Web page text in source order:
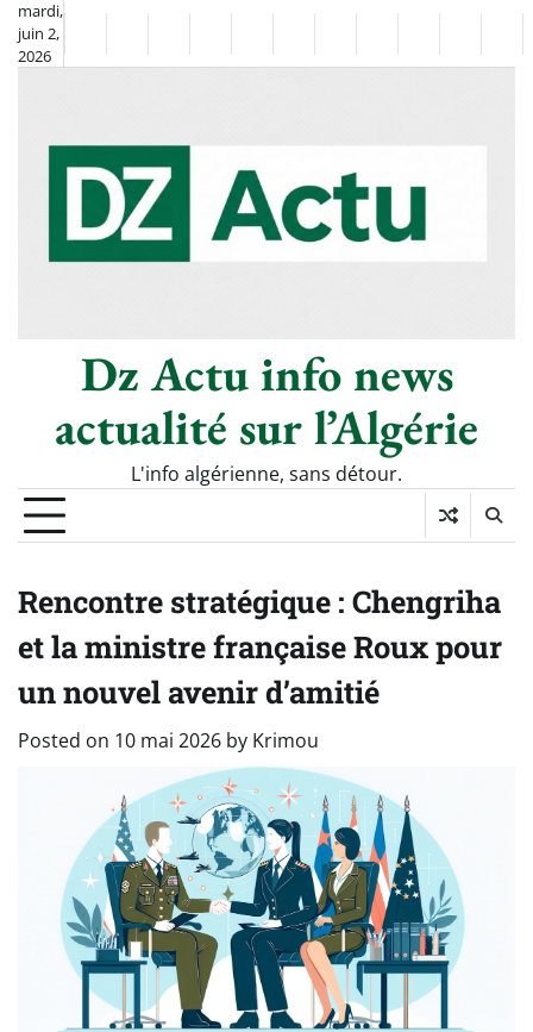
Skip
to
content
mardi,
juin 2,
2026
FlashSportclasséDiasporaChronique
–
Le
Thé
SociétéCultureMondeÉconomie
Tech
Dz Actu info news
actualité sur l’Algérie
L'info algérienne, sans détour.
Rencontre stratégique : Chengriha
et la ministre française Roux pour
un nouvel avenir d’amitié
Posted on 10 mai 2026 by Krimou